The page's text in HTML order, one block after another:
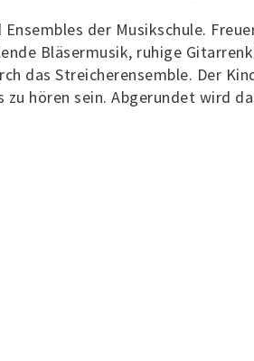
der Musikschule.
Bläsermusik, ruhige
das Streicherensemble. Der
zu hören sein. Abgerundet wird